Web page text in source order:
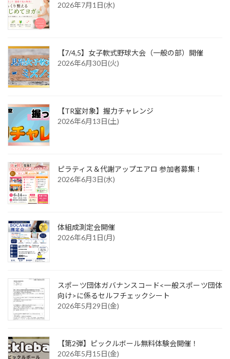
2026年7月1日(水)
【7/4,5】女子軟式野球大会（一般の部）開催
2026年6月30日(火)
【TR室対象】握力チャレンジ
2026年6月13日(土)
ピラティス＆代謝アップエアロ 参加者募集！
2026年6月3日(水)
体組成測定会開催
2026年6月1日(月)
スポーツ団体ガバナンスコード<一般スポーツ団体
向け>に係るセルフチェックシート
2026年5月29日(金)
【第2弾】ピックルボール無料体験会開催！
2026年5月15日(金)